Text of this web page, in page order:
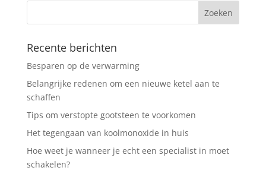
Recente berichten
Besparen op de verwarming
Belangrijke redenen om een nieuwe ketel aan te
schaffen
Tips om verstopte gootsteen te voorkomen
Het tegengaan van koolmonoxide in huis
Hoe weet je wanneer je echt een specialist in moet
schakelen?